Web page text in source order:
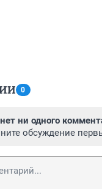
0
ни одного
обсуждение